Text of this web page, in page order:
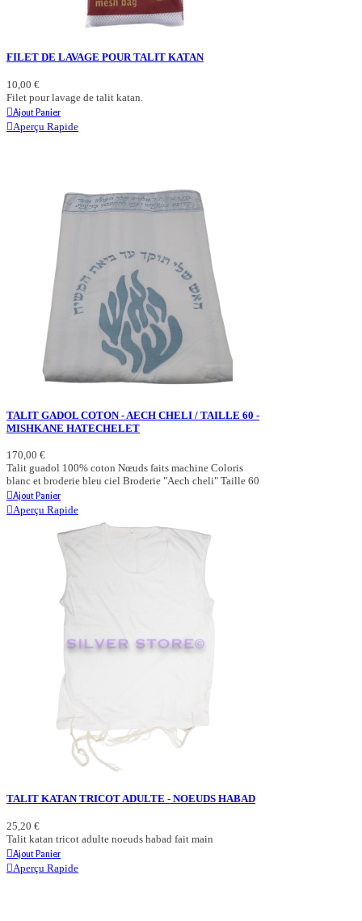
FILET DE LAVAGE POUR TALIT KATAN
10,00 €
Filet pour lavage de talit katan.
Ajout Panier
Aperçu Rapide
TALIT GADOL COTON - AECH CHELI / TAILLE 60 -
MISHKANE HATECHELET
170,00 €
Talit guadol 100% coton Nœuds faits machine Coloris
blanc et broderie bleu ciel Broderie "Aech cheli" Taille 60
Ajout Panier
Aperçu Rapide
TALIT KATAN TRICOT ADULTE - NOEUDS HABAD
25,20 €
Talit katan tricot adulte noeuds habad fait main
Ajout Panier
Aperçu Rapide